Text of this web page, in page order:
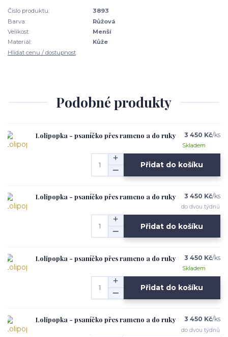
Číslo produktu:
3893
Barva:
Růžová
Velikost:
Menší
Materiál:
Kůže
Hlídat cenu / dostupnost
Podobné produkty
Lolipopka - psaníčko přes rameno a do ruky 3 450 Kč/ks
Skladem
Přidat do košíku
Lolipopka - psaníčko přes rameno a do ruky 3 450 Kč/ks
do dvou týdnů
Přidat do košíku
Lolipopka - psaníčko přes rameno a do ruky 3 450 Kč/ks
Skladem
Přidat do košíku
Lolipopka - psaníčko přes rameno a do ruky 3 450 Kč/ks
do dvou týdnů